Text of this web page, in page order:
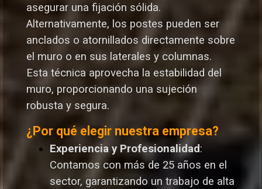
asegurar una fijación sólida.
Alternativamente, los postes pueden ser
anclados o atornillados directamente sobre
el muro o en sus laterales y columnas.
Esta técnica aprovecha la estabilidad del
muro, proporcionando una sujeción
robusta y segura.
¿Por qué elegir nuestra empresa?
Experiencia y Profesionalidad:
Contamos con más de 25 años en el
sector, garantizando un trabajo de alta